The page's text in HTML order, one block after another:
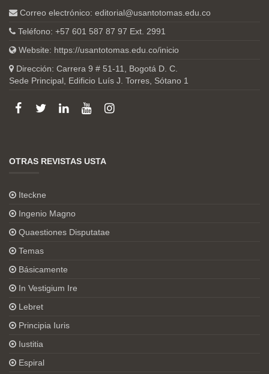
Correo electrónico: editorial@usantotomas.edu.co
Teléfono: +57 601 587 87 97 Ext. 2991
Website: https://usantotomas.edu.co/inicio
Dirección: Carrera 9 # 51-11, Bogotá D. C.
Sede Principal, Edificio Luís J. Torres, Sótano 1
OTRAS REVISTAS USTA
Iteckne
Ingenio Magno
Quaestiones Disputatae
Temas
Básicamente
In Vestigium Ire
Lebret
Principia Iuris
Iustitia
Espiral